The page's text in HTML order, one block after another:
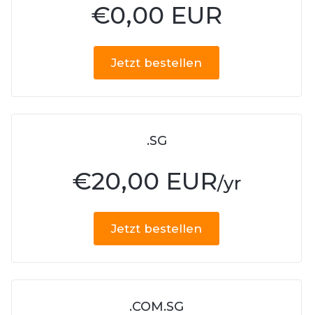
€0,00 EUR
Jetzt bestellen
.SG
€20,00 EUR/yr
Jetzt bestellen
.COM.SG